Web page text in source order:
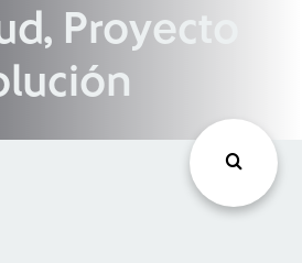
Proyecto